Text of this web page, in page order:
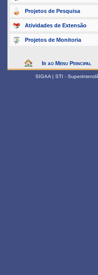
Projetos de Pesquisa
Atividades de Extensão
Projetos de Monitoria
Ir ao Menu Principal
SIGAA | STI -